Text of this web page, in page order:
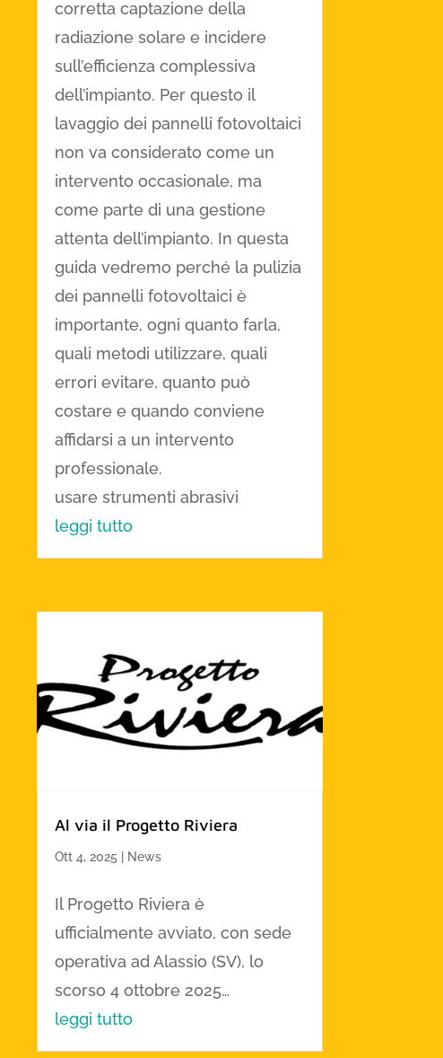
corretta captazione della
radiazione solare e incidere
sull’efficienza complessiva
dell’impianto. Per questo il
lavaggio dei pannelli fotovoltaici
non va considerato come un
intervento occasionale, ma
come parte di una gestione
attenta dell’impianto. In questa
guida vedremo perché la pulizia
dei pannelli fotovoltaici è
importante, ogni quanto farla,
quali metodi utilizzare, quali
errori evitare, quanto può
costare e quando conviene
affidarsi a un intervento
professionale.
usare strumenti abrasivi
leggi tutto
Al via il Progetto Riviera
Ott 4, 2025 News
Il Progetto Riviera è
ufficialmente avviato, con sede
operativa ad Alassio (SV), lo
scorso 4 ottobre 2025…
leggi tutto